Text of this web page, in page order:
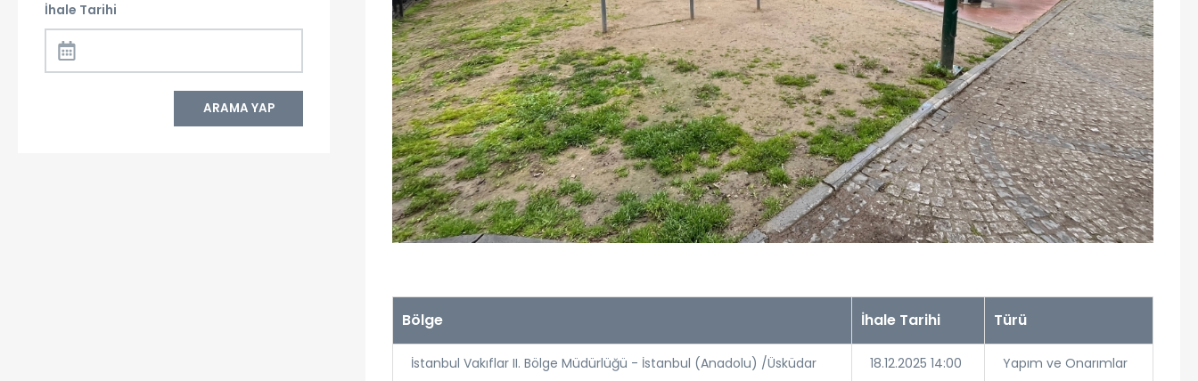
İhale Tarihi
Bölge İhale Tarihi Türü
İstanbul Vakıflar II. Bölge Müdürlüğü - İstanbul (Anadolu) /Üsküdar 18.12.2025 14:00 Yapım ve Onarımlar